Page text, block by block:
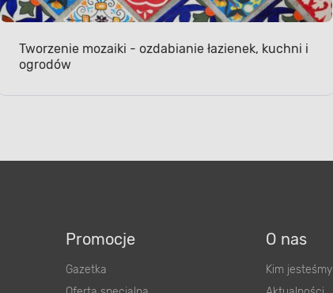
Tworzenie mozaiki - ozdabianie łazienek, kuchni i
ogrodów
Promocje
Gazetka
O nas
Kim jesteśmy